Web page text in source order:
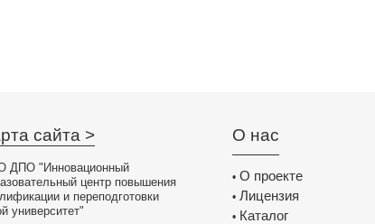
сайта >
ДПО "Инновационный
центр повышения
и переподготовки
университет"
О нас
• О проекте
• Лицензия
• Каталог